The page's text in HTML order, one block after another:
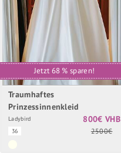
Jetzt 68 % sparen!
Traumhaftes
Prinzessinnenkleid
Ladybird
36
800€ VHB
2500€